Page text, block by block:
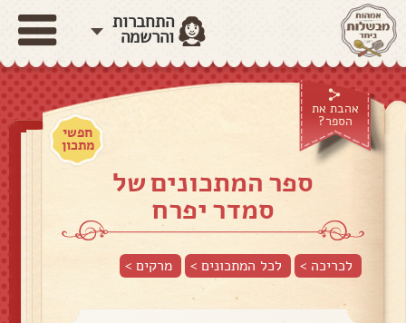
התחברות
והרשמה
אהבת את
הספר?
חפשי
מתכון
ספר המתכונים של
סמדר יפרח
לכריכה > לכל המתכונים > מרקים>